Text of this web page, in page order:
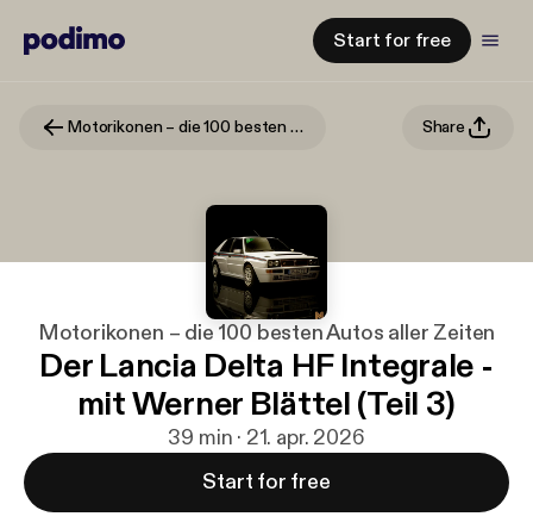
Start for free
Motorikonen – die 100 besten Autos aller Zeiten Share
Motorikonen – die 100 besten Autos aller Zeiten
Der Lancia Delta HF Integrale -
mit Werner Blättel (Teil 3)
39 min · 21. apr. 2026
Start for free